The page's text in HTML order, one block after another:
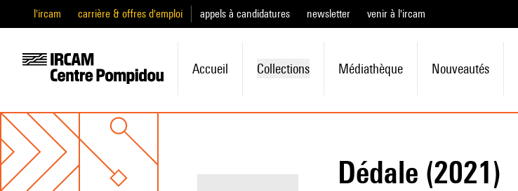
l'ircam carrière & offres d'emploi appels à candidatures newsletter venir à l'ircam
Accueil Collections Médiathèque Nouveautés
Dédale (2021)